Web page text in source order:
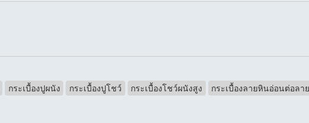
กระเบื้องปูผนัง กระเบื้องปูโชว์ กระเบื้องโชว์ผนังสูง กระเบื้องลายหินอ่อนต่อลา